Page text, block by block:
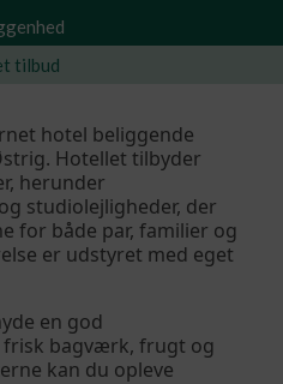
tilbud
hotel beliggende
Hotellet tilbyder
herunder
studiolejligheder, der
for både par, familier og
er udstyret med eget
en god
bagværk, frugt og
kan du opleve